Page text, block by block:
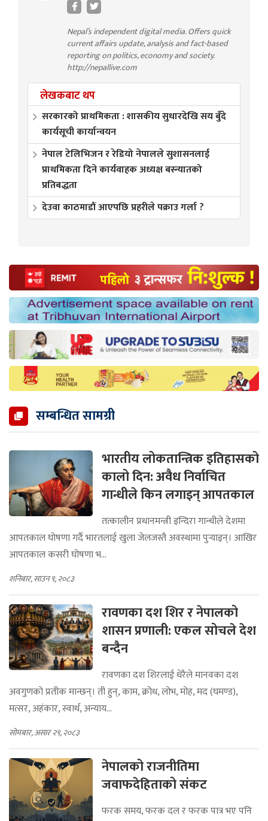
Nepal’s independent digital media. Offers quick
current affairs update, analysis and fact-based
reporting on politics, economy and society.
http://nepallive.com
लेखकबाट थप
सरकारको प्राथमिकता : शासकीय सुधारदेखि सय बुँदे
कार्यसूची कार्यान्वयन
नेपाल टेलिभिजन र रेडियो नेपालले सुशासनलाई
प्राथमिकता दिने कार्यवाहक अध्यक्ष बस्न्यातको
प्रतिबद्धता
सम्बन्धित सामग्री
भारतीय लोकतान्त्रिक इतिहासको
कालो दिन: अवैध निर्वाचित
गान्धीले किन लगाइन् आपतकाल
तत्कालीन प्रधानमन्त्री इन्दिरा गान्धीले देशमा
आपतकाल घोषणा गर्दै भारतलाई खुला जेलजस्तै अवस्थामा पुर्‍याइन्। आखिर
आपतकाल कसरी घोषणा भ...
शनिबार, साउन ९, २०८३
रावणका दश शिर र नेपालको
शासन प्रणाली: एकल सोचले देश
बन्दैन
रावणका दश शिरलाई धेरैले मानवका दश
अवगुणको प्रतीक मान्छन्। ती हुन्, काम, क्रोध, लोभ, मोह, मद (घमण्ड),
मत्सर, अहंकार, स्वार्थ, अन्याय...
सोमबार, असार २९, २०८३
नेपालको राजनीतिमा
जवाफदेहिताको संकट